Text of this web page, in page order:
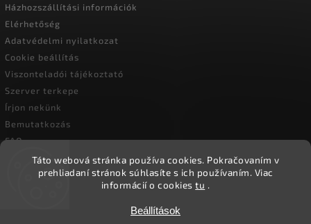
Táto webová stránka používa cookies. Pokračovaním v
prehliadaní stránok súhlasíte s ich používaním. Viac
informácií o cookiestu .
Beállítások
Házhozszállítási információk
Elérhetőség
Adatvédelmi nyilatkozat
Cookie beállítás
Viszonteladói tájékoztató
Szerver terkepe
Írjon nekünk
Bemutatkozás
FAQ
Vásárlási útmutató
Ökoember. Minden jog fenntartva.